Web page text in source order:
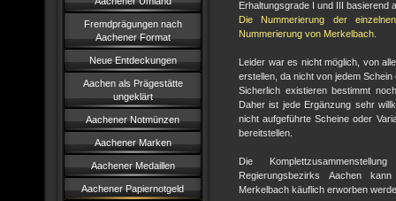
Fremdprägungen nach
Aachener Format
Neue Entdeckungen
Aachen als Prägestätte
ungeklärt
Aachener Notmünzen
Aachener Marken
Aachener Medaillen
Aachener Papiernotgeld
Erhaltungsgrade I und III basierend
Die Nummerierung der
Nummerierung von Merkelbach.
Leider war es nicht möglich, von
erstellen, da nicht von jedem
Sicherlich existieren bestimmt
Daher ist jede Ergänzung sehr
nicht aufgeführte Scheine oder
bereitstellen.
Die
Regierungsbezirks Aachen
Merkelbach käuflich erworben